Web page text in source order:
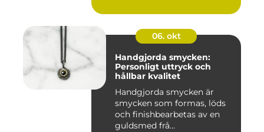
06. okt
Handgjorda smycken:
Personligt uttryck och
hållbar kvalitet
Handgjorda smycken är
smycken som formas, löds
och finishbearbetas av en
guldsmed frå...